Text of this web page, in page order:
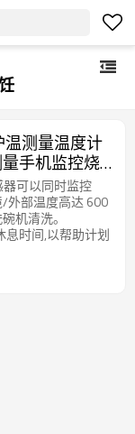
测量温度计
手机监控烧
可以同时监控
外部温度高达 600
机清洗。
息时间,以帮助计划